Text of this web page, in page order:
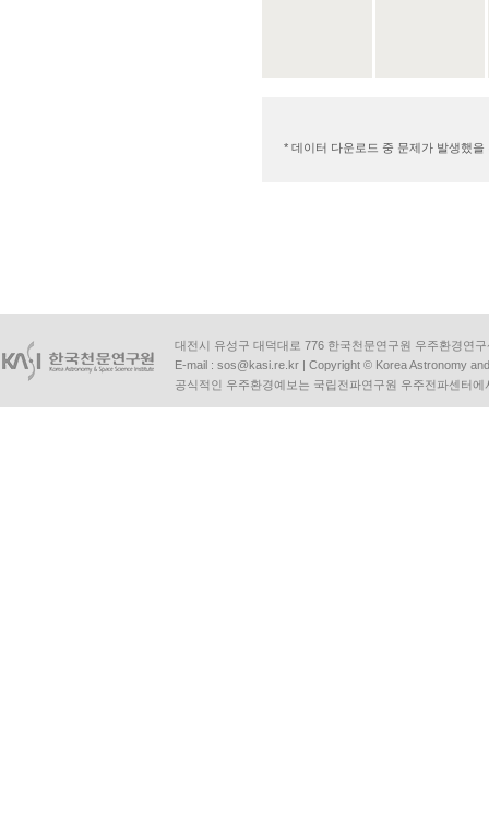
* 데이터 다운로드 중 문제가 발생했
대전시 유성구 대덕대로 776 한국천문연구원 우주환경연
E-mail : sos@kasi.re.kr | Copyright © Korea Astronomy
공식적인 우주환경예보는 국립전파연구원 우주전파센터에